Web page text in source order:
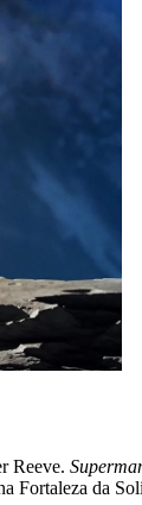
Reeve.
Fortaleza da